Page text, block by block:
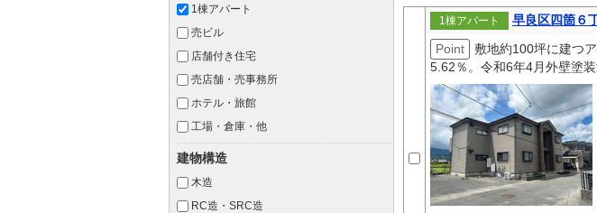
1棟アパート
早良区四箇６
Point
敷地約100坪に建つ
5.62％。令和6年4月外壁塗装
1棟アパート
売ビル
店舗付き住宅
売店舗・売事務所
ホテル・旅館
工場・倉庫・他
建物構造
木造
RC造・SRC造